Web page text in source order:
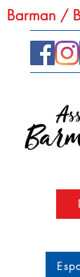
Barman /
Barman /